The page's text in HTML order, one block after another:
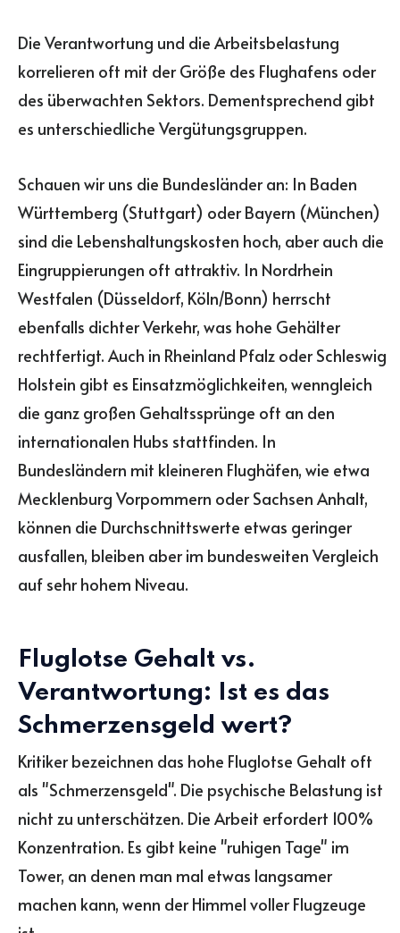
Die Verantwortung und die Arbeitsbelastung
korrelieren oft mit der Größe des Flughafens oder
des überwachten Sektors. Dementsprechend gibt
es unterschiedliche Vergütungsgruppen.
Schauen wir uns die Bundesländer an: In Baden
Württemberg (Stuttgart) oder Bayern (München)
sind die Lebenshaltungskosten hoch, aber auch die
Eingruppierungen oft attraktiv. In Nordrhein
Westfalen (Düsseldorf, Köln/Bonn) herrscht
ebenfalls dichter Verkehr, was hohe Gehälter
rechtfertigt. Auch in Rheinland Pfalz oder Schleswig
Holstein gibt es Einsatzmöglichkeiten, wenngleich
die ganz großen Gehaltssprünge oft an den
internationalen Hubs stattfinden. In
Bundesländern mit kleineren Flughäfen, wie etwa
Mecklenburg Vorpommern oder Sachsen Anhalt,
können die Durchschnittswerte etwas geringer
ausfallen, bleiben aber im bundesweiten Vergleich
auf sehr hohem Niveau.
Fluglotse Gehalt vs.
Verantwortung: Ist es das
Schmerzensgeld wert?
Kritiker bezeichnen das hohe Fluglotse Gehalt oft
als "Schmerzensgeld". Die psychische Belastung ist
nicht zu unterschätzen. Die Arbeit erfordert 100%
Konzentration. Es gibt keine "ruhigen Tage" im
Tower, an denen man mal etwas langsamer
machen kann, wenn der Himmel voller Flugzeuge